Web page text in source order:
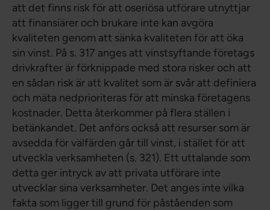
att det finns risk för att oseriösa utförare utnyttjar
att finansiärer och brukare inte kan avgöra
kvaliteten genom att sänka kvaliteten för att öka
sin vinst. På s. 317 anges att vinstsyftande företags
drivkrafter är förknippade med stora risker och att
en sådan risk är att kvalitet som är svår att definiera
och mäta nedprioriteras för att minska företagens
kostnader. Detta återkommer på flera ställen i
betänkandet. Det anförs också att resurser som är
avsedda för välfärden går till vinst, i stället för att
utveckla verksamheten (s. 321). Ett uttalande som
detta ger intryck av att privata utförare inte
utvecklar sina verksamheter. Det anges inte vilka
fakta som ligger till grund för påståenden som